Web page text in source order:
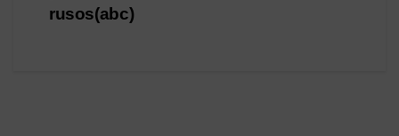
rusos(abc)